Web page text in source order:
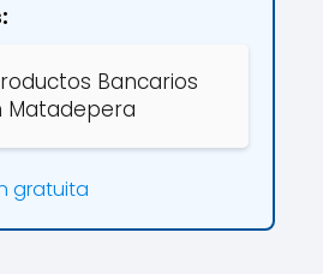
Bancarios
Matadepera
gratuita